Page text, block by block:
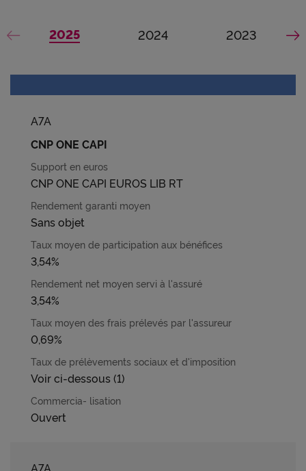
2025 , activer l'année
2024, activer l'année
2023 ,
Voir les dates précédentes
A7A
CNP ONE CAPI
CNP ONE CAPI EUROS LIB RT
Sans objet
3,54%
3,54%
0,69%
Voir ci-dessous (1)
Ouvert
A7A